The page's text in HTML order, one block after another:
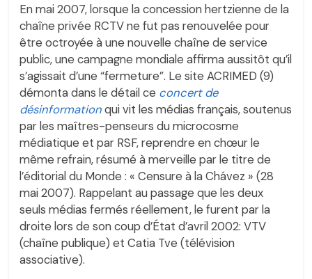
En mai 2007, lorsque la concession hertzienne de la
chaîne privée RCTV ne fut pas renouvelée pour
être octroyée à une nouvelle chaîne de service
public, une campagne mondiale affirma aussitôt qu’il
s’agissait d’une “fermeture”. Le site ACRIMED (9)
démonta dans le détail ce concert de
désinformationqui vit les médias français, soutenus
par les maîtres-penseurs du microcosme
médiatique et par RSF, reprendre en chœur le
même refrain, résumé à merveille par le titre de
l’éditorial du Monde : « Censure à la Chávez » (28
mai 2007). Rappelant au passage que les deux
seuls médias fermés réellement, le furent par la
droite lors de son coup d’État d’avril 2002: VTV
(chaîne publique) et Catia Tve (télévision
associative).